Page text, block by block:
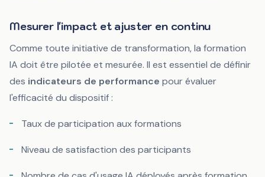
Mesurer l'impact et ajuster en continu
Comme toute initiative de transformation, la formation
IA doit être pilotée et mesurée. Il est essentiel de définir
des indicateurs de performance pour évaluer
l'efficacité du dispositif :
Taux de participation aux formations
Niveau de satisfaction des participants